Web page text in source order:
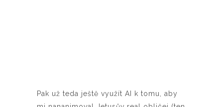
Pak už teda ještě využít AI k tomu, aby